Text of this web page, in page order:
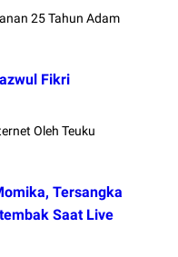
25 Tahun Adam
Fikri
Oleh Teuku
Tersangka
Saat Live